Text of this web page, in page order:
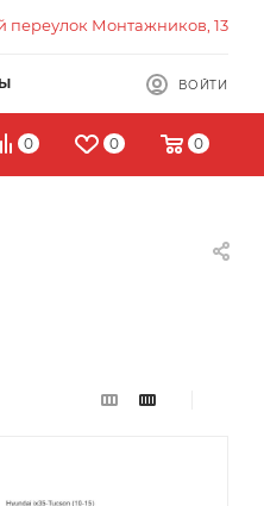
переулок Монтажников, 13
ВОЙТИ
0 0 0